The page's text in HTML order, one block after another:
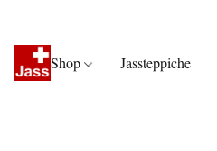
Shop Jassteppiche